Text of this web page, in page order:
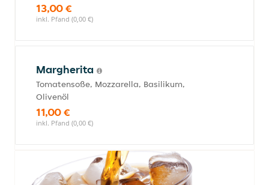
13,00 €
inkl. Pfand (0,00 €)
Margherita
Tomatensoße, Mozzarella, Basilikum,
Olivenöl
11,00 €
inkl. Pfand (0,00 €)